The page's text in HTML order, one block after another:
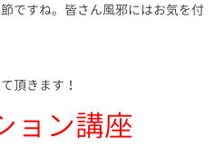
ですね。皆さん風邪にはお気を付
頂きます！
ョン講座